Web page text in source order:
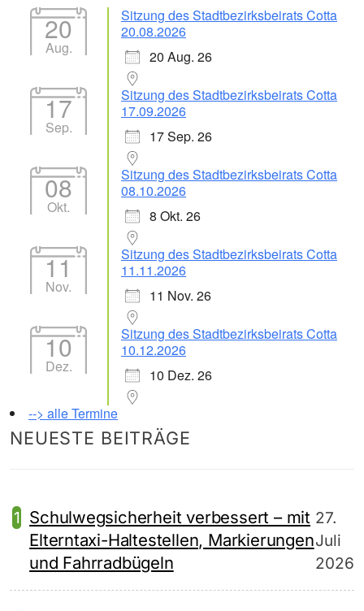
20
Aug.
Sitzung des Stadtbezirksbeirats Cotta
20.08.2026
20 Aug. 26
17
Sep.
Sitzung des Stadtbezirksbeirats Cotta
17.09.2026
17 Sep. 26
08
Okt.
Sitzung des Stadtbezirksbeirats Cotta
08.10.2026
8 Okt. 26
11
Nov.
Sitzung des Stadtbezirksbeirats Cotta
11.11.2026
11 Nov. 26
10
Dez.
Sitzung des Stadtbezirksbeirats Cotta
10.12.2026
10 Dez. 26
--> alle Termine
NEUESTE BEITRÄGE
Schulwegsicherheit verbessert – mit
Elterntaxi-Haltestellen, Markierungen
und Fahrradbügeln
27.
Juli
2026